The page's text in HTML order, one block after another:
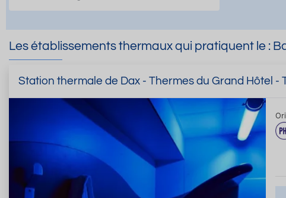
Les établissements thermaux qui pratiquent le :
Station thermale de Dax - Thermes du Grand Hôtel -